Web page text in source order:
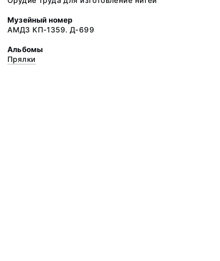
Музейный номер
АМДЗ КП-1359. Д-699
Альбомы
Прялки